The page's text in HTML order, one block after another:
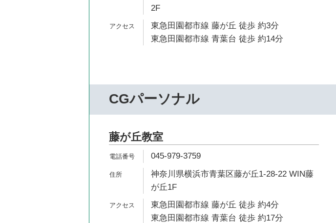
2F
東急田園都市線 藤が丘 徒歩 約3分
東急田園都市線 青葉台 徒歩 約14分
CGパーソナル
藤が丘教室
045-979-3759
神奈川県横浜市青葉区藤が丘1-28-22 WIN藤
が丘1F
東急田園都市線 藤が丘 徒歩 約4分
東急田園都市線 青葉台 徒歩 約17分